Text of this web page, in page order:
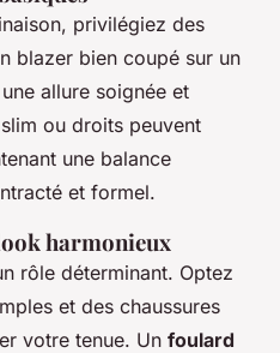
privilégiez des
blazer bien coupé sur un
allure soignée et
slim ou droits peuvent
une balance
et formel.
harmonieux
rôle déterminant. Optez
et des chaussures
votre tenue. Un foulard